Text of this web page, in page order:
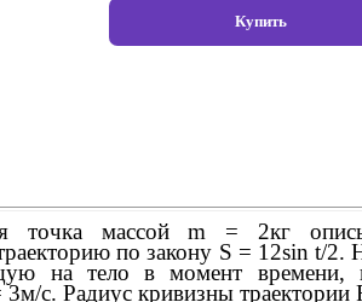
точка массой m = 2кг
по закону S = 12sin t/2.
на тело в момент времени,
3м/с. Радиус кривизны траектории